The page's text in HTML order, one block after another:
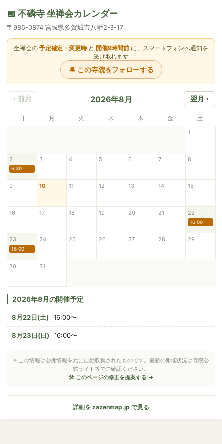
📅 不磷寺 坐禅会カレンダー
〒985-0874 宮城県多賀城市八幡2-8-17
坐禅会の 予定確定・変更時と 開催9時間前 に、スマートフォンへ通知を
受け取れます
🔔 この寺院をフォローする
‹ 前月 2026年8月 翌月 ›
日 月 火 水 木 金 土
1
2
6:30
3 4 5 6 7 8
9 10 11 12 13 14 15
16 17 18 19 20 21 22
16:00
23
16:00
24 25 26 27 28 29
30 31
2026年8月の開催予定
8月22日(土) 16:00〜
8月23日(日) 16:00〜
※ この情報は公開情報を元に自動収集されたものです。最新の開催状況は寺院公
式サイト等でご確認ください。
🛠 このページの修正を提案する →
詳細を zazenmap.jp で見る